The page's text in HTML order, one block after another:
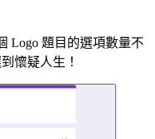
Logo 題目的選項數量不
懷疑人生！